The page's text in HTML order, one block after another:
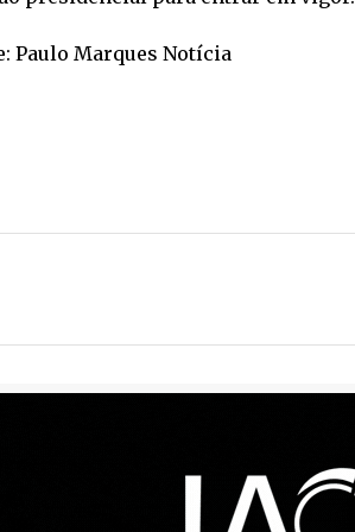
Paulo Marques Notícia